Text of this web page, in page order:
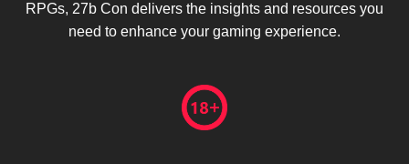
RPGs, 27b Con delivers the insights and resources you
need to enhance your gaming experience.